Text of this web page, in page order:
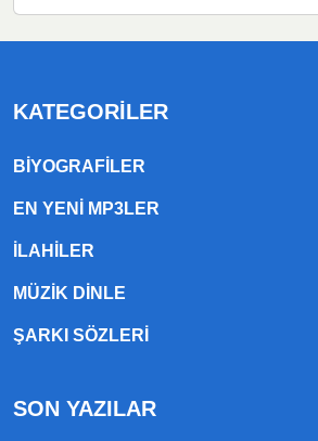
KATEGORILER
BIYOGRAFILER
EN YENI MP3LER
ILAHILER
MÜZIK DINLE
ŞARKI SÖZLERI
SON YAZILAR